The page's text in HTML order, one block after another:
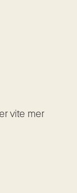
vite mer